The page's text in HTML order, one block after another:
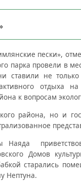
пески»,
парка провели в
не только
отдыха
к вопросам
района, но и
Домов
старались
Нептуна.